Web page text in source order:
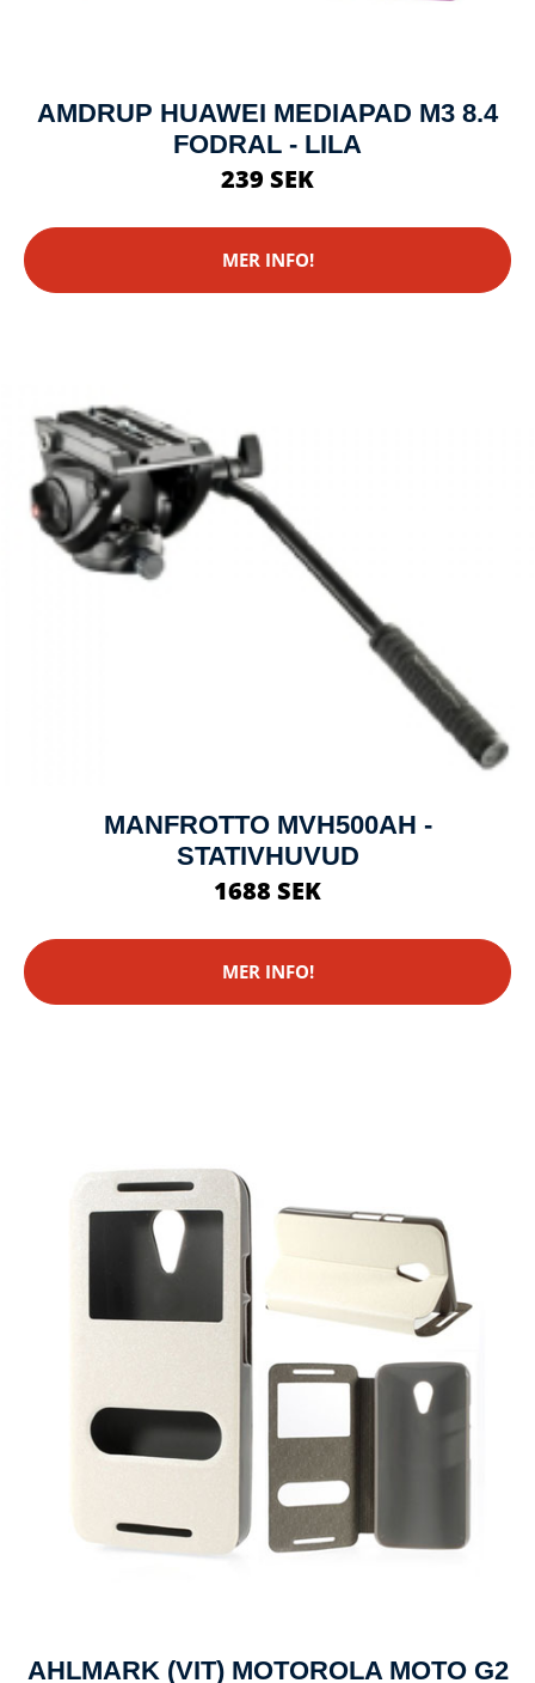
AMDRUP HUAWEI MEDIAPAD M3 8.4
FODRAL - LILA
239 SEK
MER INFO!
MANFROTTO MVH500AH -
STATIVHUVUD
1688 SEK
MER INFO!
AHLMARK (VIT) MOTOROLA MOTO G2